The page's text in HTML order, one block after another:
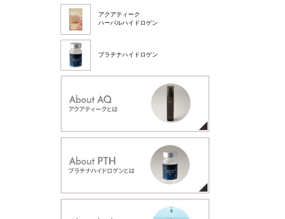
アクアティーク
ハーバルハイドロゲン
プラチナハイドロゲン